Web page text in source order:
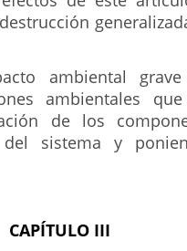
ambiental
ambientales
de los
sistema y
CAPÍTULO III